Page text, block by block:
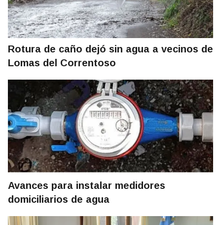
Rotura de caño dejó sin agua a vecinos de
Lomas del Correntoso
Avances para instalar medidores
domiciliarios de agua